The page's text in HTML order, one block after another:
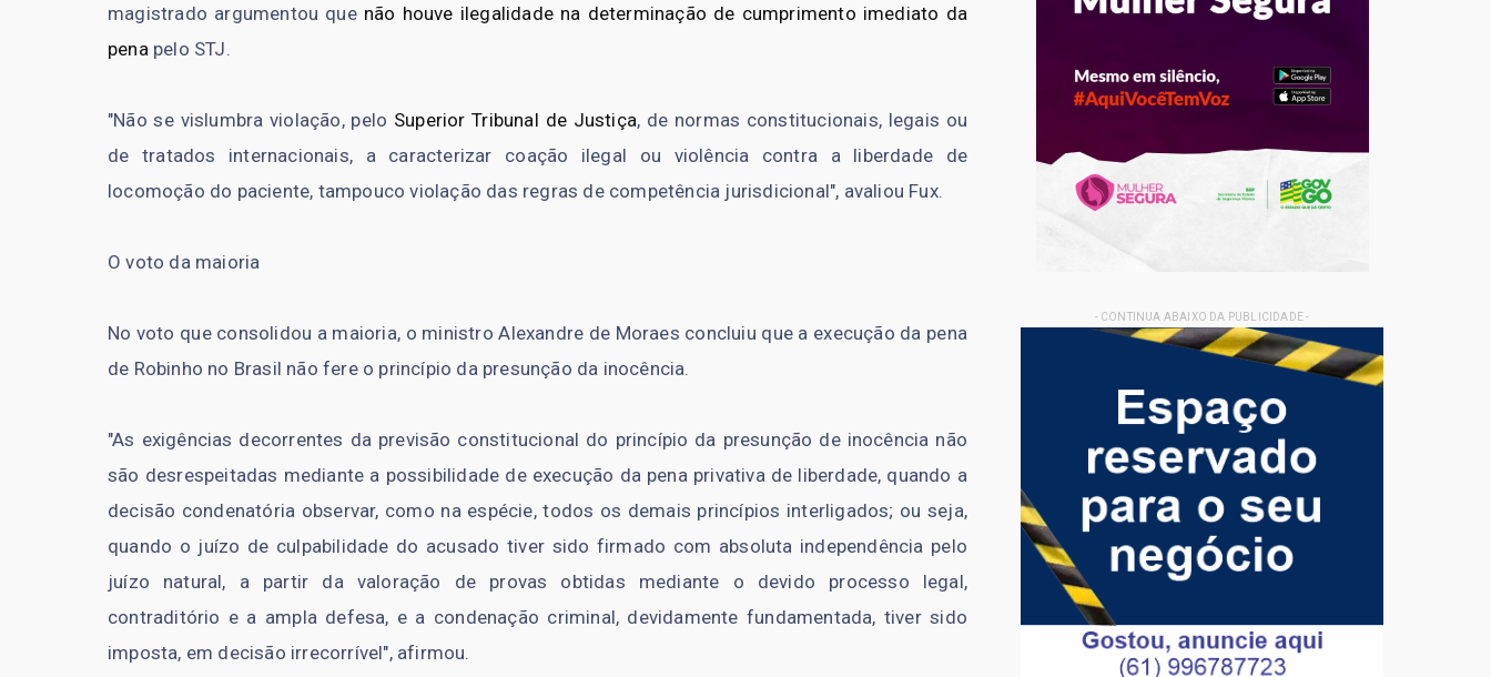
magistrado argumentou que não houve ilegalidade na determinação de cumprimento imediato da
penapelo STJ.
"Não se vislumbra violação, pelo Superior Tribunal de Justiça, de normas constitucionais, legais ou
de tratados internacionais, a caracterizar coação ilegal ou violência contra a liberdade de
locomoção do paciente, tampouco violação das regras de competência jurisdicional", avaliou Fux.
O voto da maioria
No voto que consolidou a maioria, o ministro Alexandre de Moraes concluiu que a execução da pena
de Robinho no Brasil não fere o princípio da presunção da inocência.
"As exigências decorrentes da previsão constitucional do princípio da presunção de inocência não
são desrespeitadas mediante a possibilidade de execução da pena privativa de liberdade, quando a
decisão condenatória observar, como na espécie, todos os demais princípios interligados; ou seja,
quando o juízo de culpabilidade do acusado tiver sido firmado com absoluta independência pelo
juízo natural, a partir da valoração de provas obtidas mediante o devido processo legal,
contraditório e a ampla defesa, e a condenação criminal, devidamente fundamentada, tiver sido
imposta, em decisão irrecorrível", afirmou.
- CONTINUA ABAIXO DA PUBLICIDADE -